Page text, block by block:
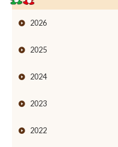
2026
2025
2024
2023
2022